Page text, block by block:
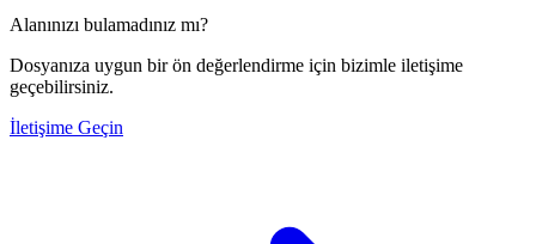
Alanınızı bulamadınız mı?
Dosyanıza uygun bir ön değerlendirme için bizimle iletişime
geçebilirsiniz.
İletişime Geçin